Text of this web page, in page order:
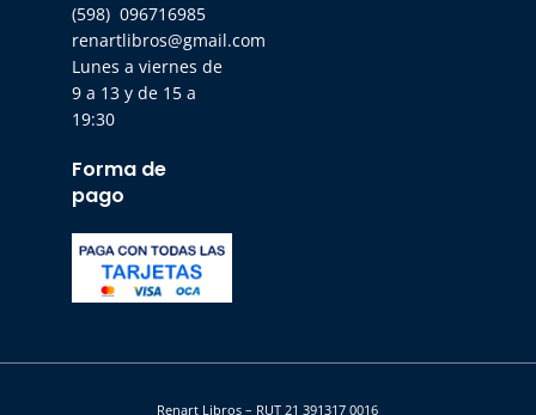
(598) 096716985
renartlibros@gmail.com
Lunes a viernes de
9 a 13 y de 15 a
19:30
Forma de
pago
Renart Libros – RUT 21 391317 0016